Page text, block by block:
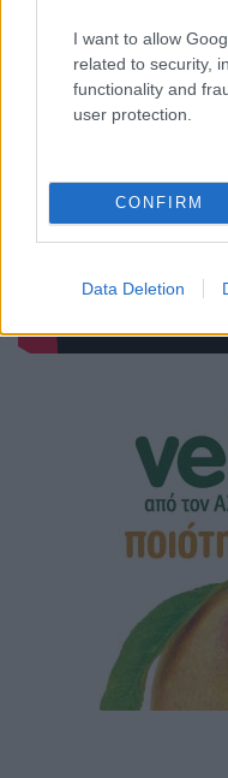
I want to allow
related to security,
functionality and
user protection.
CONFIRM
Data Deletion